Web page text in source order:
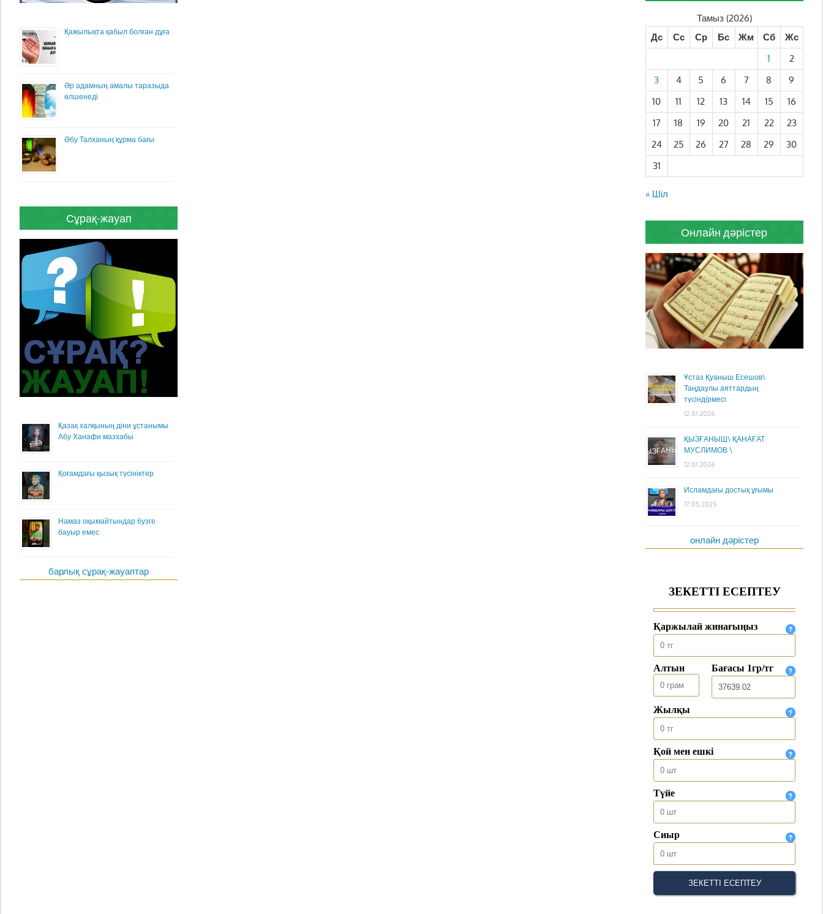
Қажылықта қабыл болған дұға
Әр адамның амалы таразыда
өлшенеді
Әбу Талханың құрма бағы
Сұрақ-жауап
Қазақ халқының діни ұстанымы
Абу Ханафи мазхабы
Қоғамдағы қызық түсініктер
Намаз оқымайтындар бузге
бауыр емес
барлық сұрақ-жауаптар
Тамыз (2026)
Дс
Сс Ср Бс Жм Сб
Жс
1
2
3
4 5 6 7 8
9
10
11 12 13 14 15
16
17
18 19 20 21 22
23
24
25 26 27 28 29
30
31
« Шіл
Онлайн дәрістер
Ұстаз Қуаныш Есешов\
Таңдаулы аяттардың
түсіндірмесі
12.01.2026
ҚЫЗҒАНЫШ\ ҚАНАҒАТ
МУСЛИМОВ \
12.01.2026
Исламдағы достық ұғымы
17.05.2025
онлайн дәрістер